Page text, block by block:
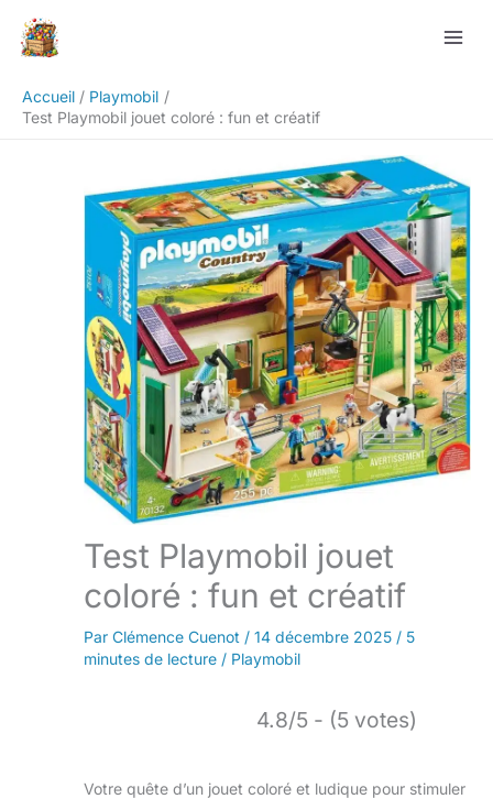
Accueil
Playmobil
Test Playmobil jouet coloré : fun et créatif
Test Playmobil jouet
coloré : fun et créatif
Par Clémence Cuenot / 14 décembre 2025 / 5
minutes de lecture / Playmobil
4.8/5 - (5 votes)
Votre quête d’un jouet coloré et ludique pour stimuler
Rechercher